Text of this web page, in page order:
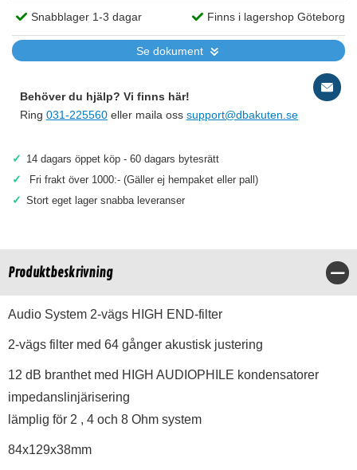
Snabblager 1-3 dagar Finns i lagershop Göteborg
Se dokument
Behöver du hjälp? Vi finns här!
Ring 031-225560 eller maila oss support@dbakuten.se
✓ 14 dagars öppet köp - 60 dagars bytesrätt
✓ Fri frakt över 1000:- (Gäller ej hempaket eller pall)
✓ Stort eget lager snabba leveranser
Produktbeskrivning
Audio System 2-vägs HIGH END-filter
2-vägs filter med 64 gånger akustisk justering
12 dB branthet med HIGH AUDIOPHILE kondensatorer
impedanslinjärisering
lämplig för 2 , 4 och 8 Ohm system
84x129x38mm